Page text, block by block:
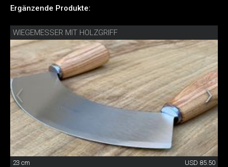
Ergänzende Produkte:
WIEGEMESSER MIT HOLZGRIFF
23 cm USD 85.50